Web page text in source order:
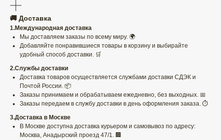
🚚 Доставка
1.Международная доставка
Мы доставляем заказы по всему миру. 🌍
Добавляйте понравившиеся товары в корзину и выбирайте
удобный способ доставки. 🛒
2.Службы доставки
Доставка товаров осуществляется службами доставки СДЭК и
Почтой России. 📦
Заказы принимаем и обрабатываем ежедневно, без выходных. 📅
Заказы передаем в службу доставки в день оформления заказа. ⏱️
3.Доставка в Москве
В Москве доступна доставка курьером и самовывоз по адресу:
Москва, Анадырский проезд 47/1. 🏢